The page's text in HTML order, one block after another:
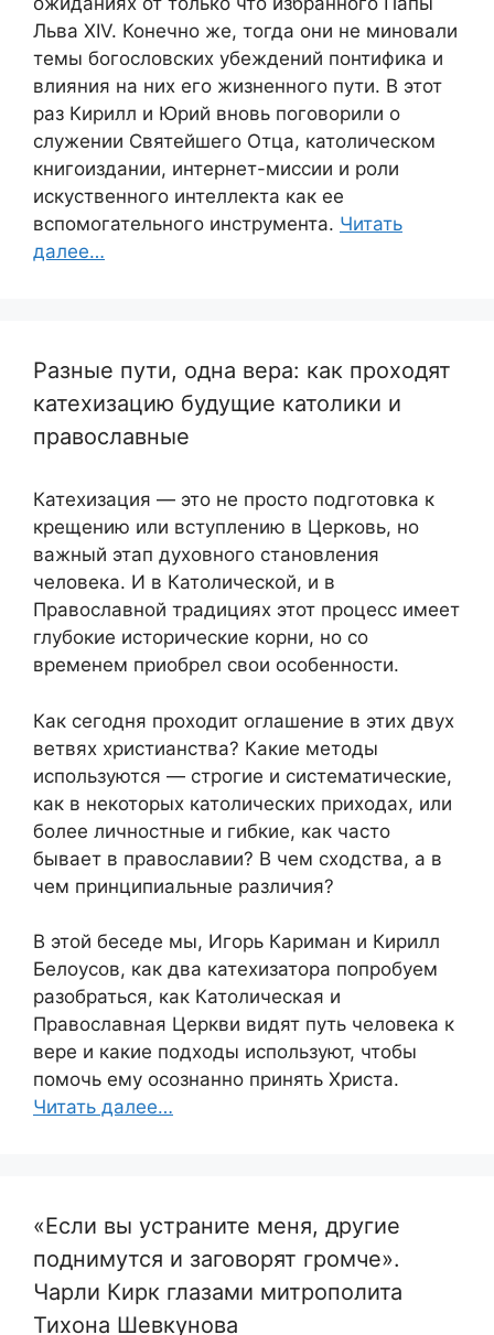
Льва XIV. Конечно же, тогда они не миновали
темы богословских убеждений понтифика и
влияния на них его жизненного пути. В этот
раз Кирилл и Юрий вновь поговорили о
служении Святейшего Отца, католическом
книгоиздании, интернет-миссии и роли
искуственного интеллекта как ее
вспомогательного инструмента. Читать
далее…
Разные пути, одна вера: как проходят
катехизацию будущие католики и
православные
Катехизация — это не просто подготовка к
крещению или вступлению в Церковь, но
важный этап духовного становления
человека. И в Католической, и в
Православной традициях этот процесс имеет
глубокие исторические корни, но со
временем приобрел свои особенности.
Как сегодня проходит оглашение в этих двух
ветвях христианства? Какие методы
используются — строгие и систематические,
как в некоторых католических приходах, или
более личностные и гибкие, как часто
бывает в православии? В чем сходства, а в
чем принципиальные различия?
В этой беседе мы, Игорь Кариман и Кирилл
Белоусов, как два катехизатора попробуем
разобраться, как Католическая и
Православная Церкви видят путь человека к
вере и какие подходы используют, чтобы
помочь ему осознанно принять Христа.
Читать далее…
«Если вы устраните меня, другие
поднимутся и заговорят громче».
Чарли Кирк глазами митрополита
Тихона Шевкунова